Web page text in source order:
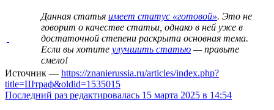
Данная статья имеет статус «готовой». Это не
говорит о качестве статьи , однако в ней уже в
достаточной степени раскрыта основная тема.
Если вы хотите улучшить статью — правьте
смело!
Источник — https://znanierussia.ru/articles/index.php?
title=Штраф&oldid=1535015
Последний раз редактировалась 15 марта 2025 в 14:54